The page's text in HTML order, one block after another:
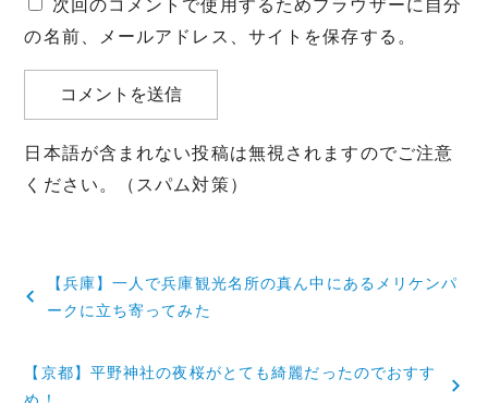
次回のコメントで使用するためブラウザーに自分
の名前、メールアドレス、サイトを保存する。
日本語が含まれない投稿は無視されますのでご注意
ください。（スパム対策）
稿
ビ
【兵庫】一人で兵庫観光名所の真ん中にあるメリケンパ
ークに立ち寄ってみた
【京都】平野神社の夜桜がとても綺麗だったのでおすす